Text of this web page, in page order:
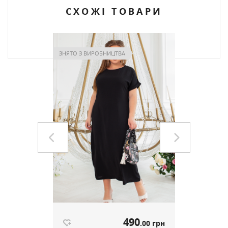
СХОЖІ ТОВАРИ
ЗНЯТО З ВИРОБНИЦТВА
490.00 грн